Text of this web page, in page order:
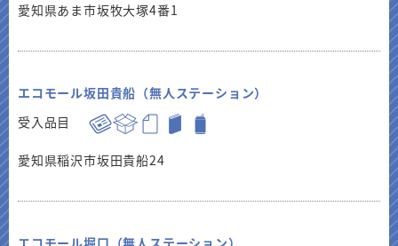
愛知県あま市坂牧大塚4番1
エコモール坂田貴船（無人ステーション）
受入品目
愛知県稲沢市坂田貴船24